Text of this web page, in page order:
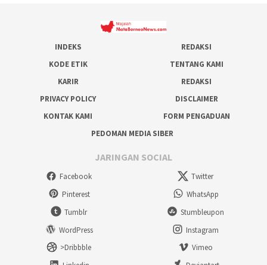
INDEKS
REDAKSI
KODE ETIK
TENTANG KAMI
KARIR
REDAKSI
PRIVACY POLICY
DISCLAIMER
KONTAK KAMI
FORM PENGADUAN
PEDOMAN MEDIA SIBER
JARINGAN SOCIAL
Facebook
Twitter
Pinterest
WhatsApp
Tumblr
Stumbleupon
WordPress
Instagram
>Dribbble
Vimeo